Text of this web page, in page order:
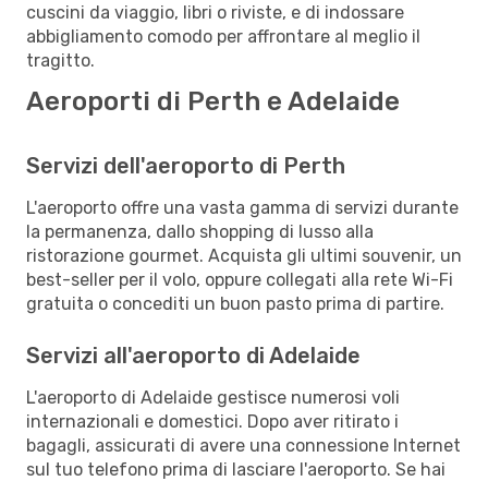
cuscini da viaggio, libri o riviste, e di indossare
abbigliamento comodo per affrontare al meglio il
tragitto.
Aeroporti di Perth e Adelaide
Servizi dell'aeroporto di Perth
L'aeroporto offre una vasta gamma di servizi durante
la permanenza, dallo shopping di lusso alla
ristorazione gourmet. Acquista gli ultimi souvenir, un
best-seller per il volo, oppure collegati alla rete Wi-Fi
gratuita o concediti un buon pasto prima di partire.
Servizi all'aeroporto di Adelaide
L'aeroporto di Adelaide gestisce numerosi voli
internazionali e domestici. Dopo aver ritirato i
bagagli, assicurati di avere una connessione Internet
sul tuo telefono prima di lasciare l'aeroporto. Se hai